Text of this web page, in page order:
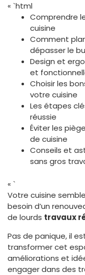
« `html
Comprendre
cuisine
Comment
dépasser le
Design et
et
Choisir les
votre cuisine
Les étapes
réussie
Éviter les
de cuisine
Conseils et
sans gros
« `
Votre cuisine
besoin d’un
de lourds travaux
Pas de panique, il
transformer cet
améliorations et
engager dans des